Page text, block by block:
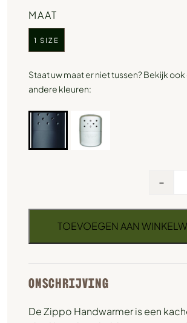
MAAT
1 SIZE
Staat uw maat er niet tussen? Bekijk ook
andere kleuren:
-
TOEVOEGEN AAN
OMSCHRIJVING
De Zippo Handwarmer is een